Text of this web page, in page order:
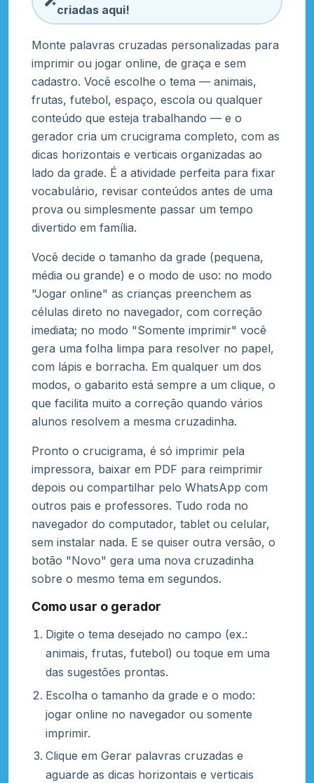
criadas aqui!
Monte palavras cruzadas personalizadas para
imprimir ou jogar online, de graça e sem
cadastro. Você escolhe o tema — animais,
frutas, futebol, espaço, escola ou qualquer
conteúdo que esteja trabalhando — e o
gerador cria um crucigrama completo, com as
dicas horizontais e verticais organizadas ao
lado da grade. É a atividade perfeita para fixar
vocabulário, revisar conteúdos antes de uma
prova ou simplesmente passar um tempo
divertido em família.
Você decide o tamanho da grade (pequena,
média ou grande) e o modo de uso: no modo
"Jogar online" as crianças preenchem as
células direto no navegador, com correção
imediata; no modo "Somente imprimir" você
gera uma folha limpa para resolver no papel,
com lápis e borracha. Em qualquer um dos
modos, o gabarito está sempre a um clique, o
que facilita muito a correção quando vários
alunos resolvem a mesma cruzadinha.
Pronto o crucigrama, é só imprimir pela
impressora, baixar em PDF para reimprimir
depois ou compartilhar pelo WhatsApp com
outros pais e professores. Tudo roda no
navegador do computador, tablet ou celular,
sem instalar nada. E se quiser outra versão, o
botão "Novo" gera uma nova cruzadinha
sobre o mesmo tema em segundos.
Como usar o gerador
Digite o tema desejado no campo (ex.:
animais, frutas, futebol) ou toque em uma
das sugestões prontas.
Escolha o tamanho da grade e o modo:
jogar online no navegador ou somente
imprimir.
Clique em Gerar palavras cruzadas e
aguarde as dicas horizontais e verticais